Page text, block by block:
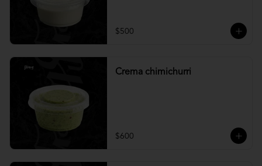
$500
Crema chimichurri
$600